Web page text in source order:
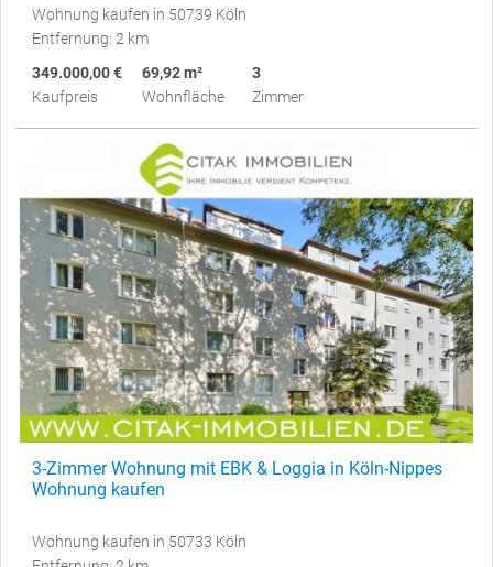
Wohnung kaufen in 50739 Köln
Entfernung: 2 km
349.000,00 €
Kaufpreis
69,92 m²
Wohnfläche
3
Zimmer
3-Zimmer Wohnung mit EBK & Loggia in Köln-Nippes
Wohnung kaufen
Wohnung kaufen in 50733 Köln